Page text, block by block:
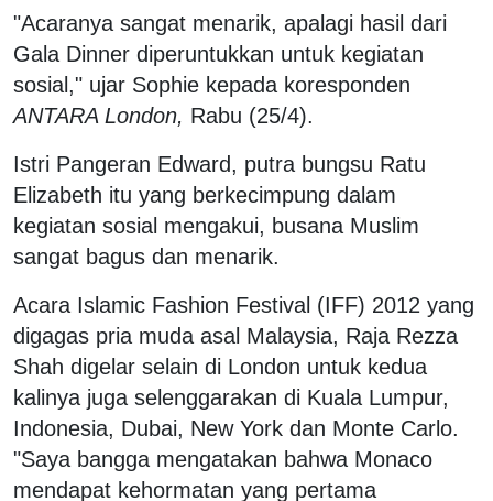
"Acaranya sangat menarik, apalagi hasil dari
Gala Dinner diperuntukkan untuk kegiatan
sosial," ujar Sophie kepada koresponden
ANTARA London, Rabu (25/4).
Istri Pangeran Edward, putra bungsu Ratu
Elizabeth itu yang berkecimpung dalam
kegiatan sosial mengakui, busana Muslim
sangat bagus dan menarik.
Acara Islamic Fashion Festival (IFF) 2012 yang
digagas pria muda asal Malaysia, Raja Rezza
Shah digelar selain di London untuk kedua
kalinya juga selenggarakan di Kuala Lumpur,
Indonesia, Dubai, New York dan Monte Carlo.
"Saya bangga mengatakan bahwa Monaco
mendapat kehormatan yang pertama